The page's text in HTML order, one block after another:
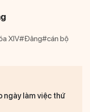
XIV#Đảng#cán bộ
ngày làm việc thứ